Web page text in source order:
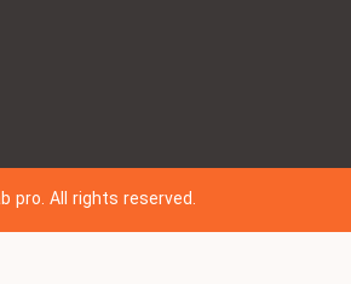
pro. All rights reserved.